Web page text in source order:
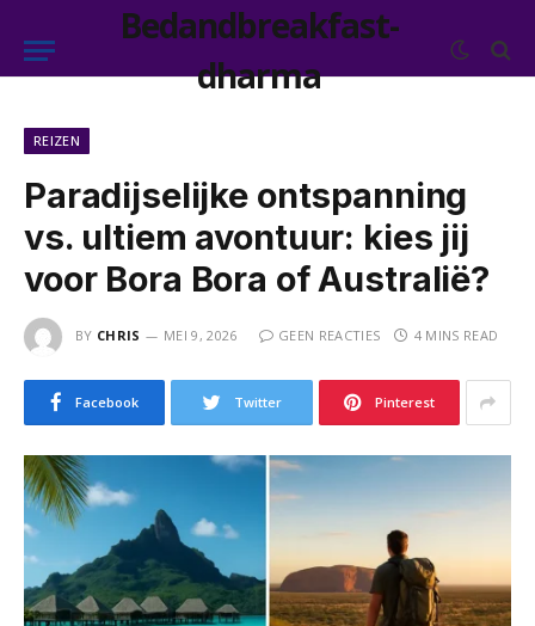
Bedandbreakfast-
dharma
REIZEN
Paradijselijke ontspanning
vs. ultiem avontuur: kies jij
voor Bora Bora of Australië?
BY CHRIS MEI 9, 2026 GEEN REACTIES 4 MINS READ
Facebook Twitter Pinterest